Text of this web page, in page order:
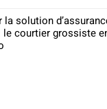
la solution
courtier grossiste